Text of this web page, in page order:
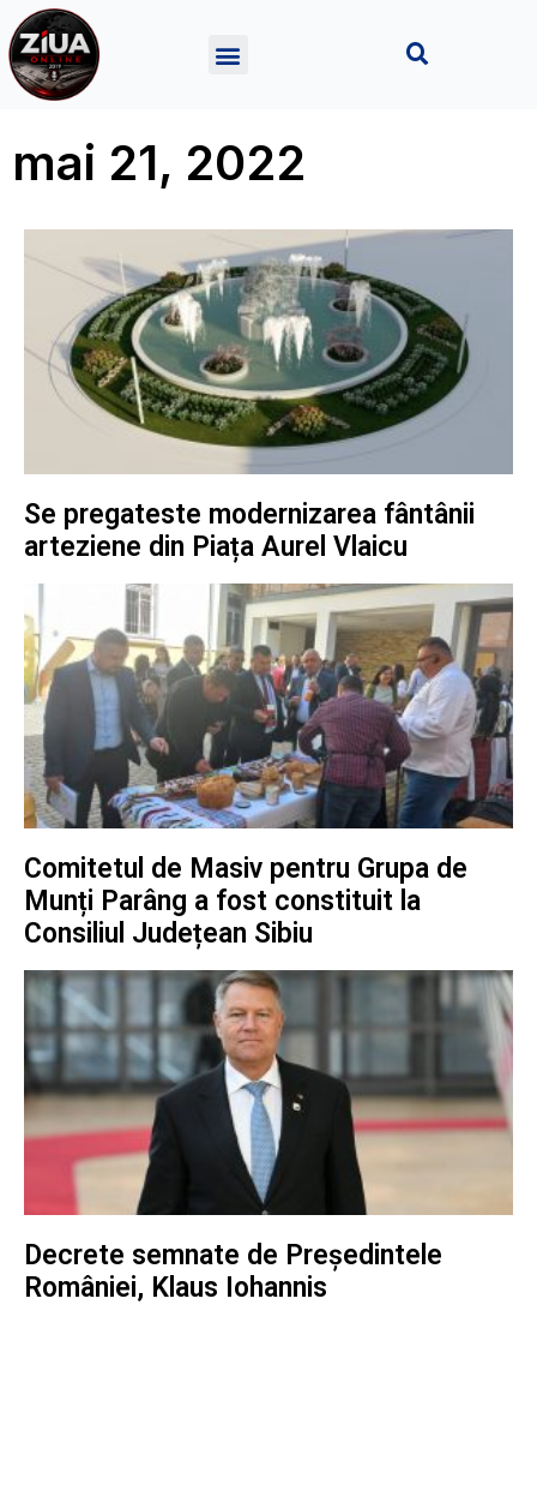
mai 21, 2022
Se pregateste modernizarea fântânii
arteziene din Piața Aurel Vlaicu
Comitetul de Masiv pentru Grupa de
Munți Parâng a fost constituit la
Consiliul Județean Sibiu
Decrete semnate de Președintele
României, Klaus Iohannis